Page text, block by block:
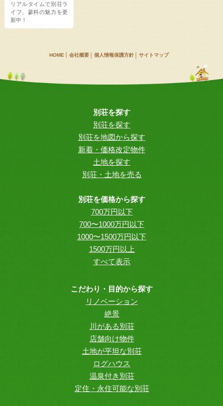
リアルタイムで別荘ラ
イフ、蓼科の魅力を更
新中！
HOME 会社概要 個人情報保護方針 サイトマップ
別荘を探す
別荘を探す
別荘を地図から探す
新着・価格改定物件
土地を探す
別荘・土地を売る
別荘を価格から探す
700万円以下
700〜1000万円以下
1000〜1500万円以下
1500万円以上
すべて表示
こだわり・目的から探す
リノベーション
絶景
川がある別荘
店舗向け物件
土地が平坦な別荘
ログハウス
温泉付き別荘
定住・永住可能な別荘